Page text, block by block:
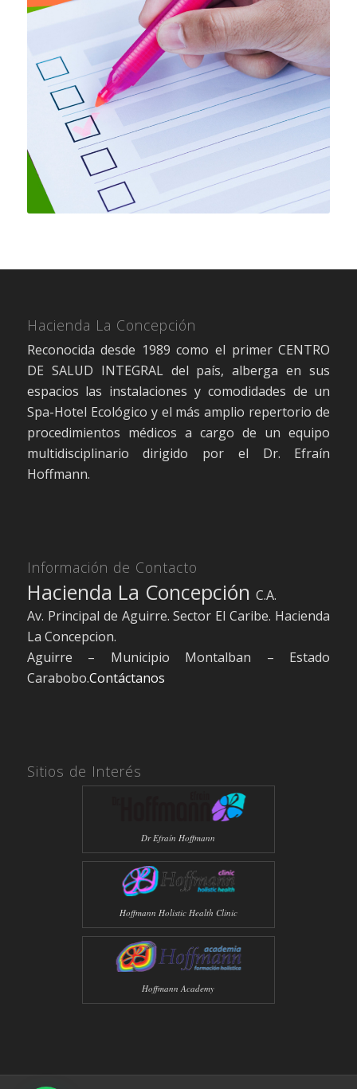
Hacienda La Concepción
Reconocida desde 1989 como el primer CENTRO
DE SALUD INTEGRAL del país, alberga en sus
espacios las instalaciones y comodidades de un
Spa-Hotel Ecológico y el más amplio repertorio de
procedimientos médicos a cargo de un equipo
multidisciplinario dirigido por el Dr. Efraín
Hoffmann.
Información de Contacto
Hacienda La Concepción C.A.
Av. Principal de Aguirre. Sector El Caribe. Hacienda
La Concepcion.
Aguirre – Municipio Montalban – Estado
Carabobo.Contáctanos
Sitios de Interés
Dr Efraín Hoffmann
Hoffmann Holistic Health Clinic
Hoffmann Academy